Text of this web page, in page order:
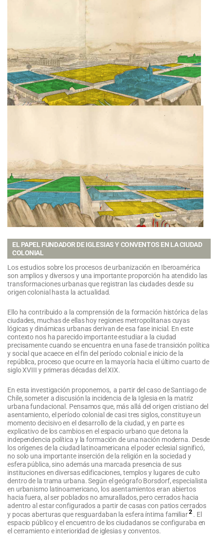
EL PAPEL FUNDADOR DE IGLESIAS Y CONVENTOS EN LA CIUDAD
COLONIAL
Los estudios sobre los procesos de urbanización en Iberoamérica
son amplios y diversos y una importante proporción ha atendido las
transformaciones urbanas que registran las ciudades desde su
origen colonial hasta la actualidad.
Ello ha contribuido a la comprensión de la formación histórica de las
ciudades, muchas de ellas hoy regiones metropolitanas cuyas
lógicas y dinámicas urbanas derivan de esa fase inicial. En este
contexto nos ha parecido importante estudiar a la ciudad
precisamente cuando se encuentra en una fase de transición política
y social que acaece en el fin del período colonial e inicio de la
república, proceso que ocurre en la mayoría hacia el último cuarto de
siglo XVIII y primeras décadas del XIX.
En esta investigación proponemos, a partir del caso de Santiago de
Chile, someter a discusión la incidencia de la Iglesia en la matriz
urbana fundacional. Pensamos que, más allá del origen cristiano del
asentamiento, el período colonial de casi tres siglos, constituye un
momento decisivo en el desarrollo de la ciudad, y en parte es
explicativo de los cambios en el espacio urbano que detona la
independencia política y la formación de una nación moderna. Desde
los orígenes de la ciudad latinoamericana el poder eclesial significó,
no solo una importante inserción de la religión en la sociedad y
esfera pública, sino además una marcada presencia de sus
instituciones en diversas edificaciones, templos y lugares de culto
dentro de la trama urbana. Según el geógrafo Borsdorf, especialista
en urbanismo latinoamericano, los asentamientos eran abiertos
hacia fuera, al ser poblados no amurallados, pero cerrados hacia
adentro al estar configurados a partir de casas con patios cerrados
y pocas aberturas que resguardaban la esfera íntima familiar2 . El
espacio público y el encuentro de los ciudadanos se configuraba en
el cerramiento e interioridad de iglesias y conventos.